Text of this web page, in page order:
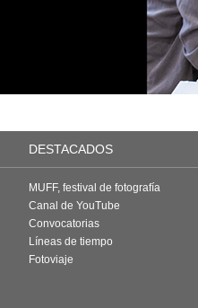
DESTACADOS
MUFF, festival de fotografía
Canal de YouTube
Convocatorias
Líneas de tiempo
Fotoviaje